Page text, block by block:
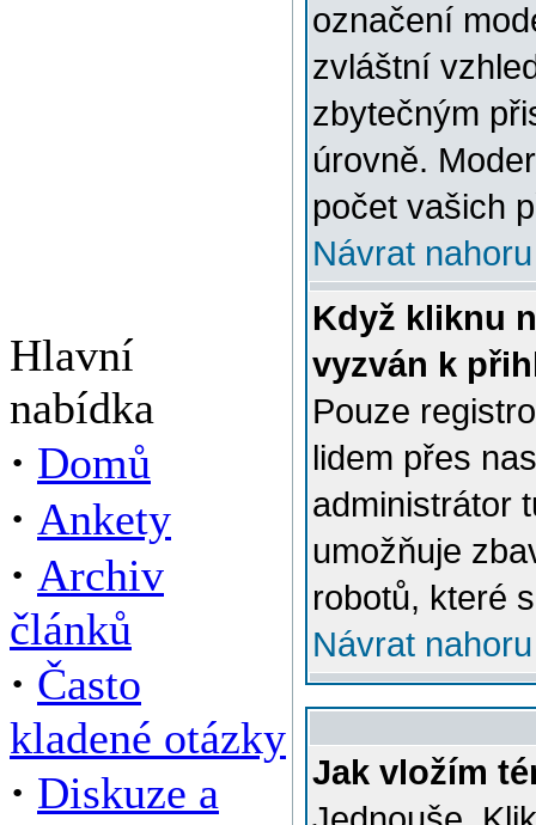
Hlavní
nabídka
· Domů
· Ankety
· Archiv
článků
· Často
kladené otázky
· Diskuze a
označení
zvláštní
zbytečným
úrovně.
počet vašich
Návrat nahoru
Když kliknu
vyzván k
Pouze
lidem přes
administrátor
umožňuje
robotů, které
Návrat nahoru
Jak vložím